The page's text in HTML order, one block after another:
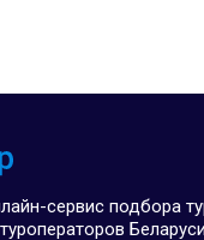
сервис подбора